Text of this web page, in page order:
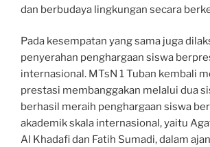
dan berbudaya lingkungan secara
Pada kesempatan yang sama juga
penyerahan penghargaan siswa
internasional. MTsN 1 Tuban kembali
prestasi membanggakan melalui dua
berhasil meraih penghargaan siswa
akademik skala internasional, yaitu
Al Khadafi dan Fatih Sumadi, dalam